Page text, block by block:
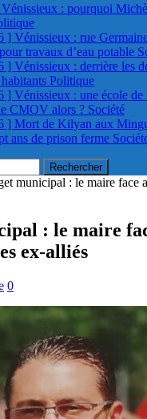
Vénissieux : pourquoi
] Vénissieux : rue
travaux d’eau potable
] Vénissieux : derrière les
Politique
] Vénissieux : une école de
CMOV alors ? Société
] Mort de Kilyan aux
ans de prison ferme
municipal : le maire face
: le maire
ex-alliés
0